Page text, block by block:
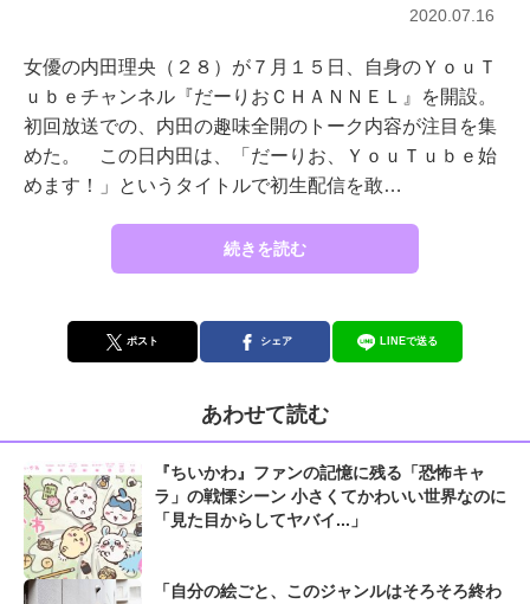
2020.07.16
女優の内田理央（２８）が７月１５日、自身のＹｏｕＴ
ｕｂｅチャンネル『だーりおＣＨＡＮＮＥＬ』を開設。
初回放送での、内田の趣味全開のトーク内容が注目を集
めた。 この日内田は、「だーりお、ＹｏｕＴｕｂｅ始
めます！」というタイトルで初生配信を敢…
続きを読む
ポスト シェア LINEで送る
あわせて読む
『ちいかわ』ファンの記憶に残る「恐怖キャ
ラ」の戦慄シーン 小さくてかわいい世界なのに
「見た目からしてヤバイ...」
「自分の絵ごと、このジャンルはそろそろ終わ